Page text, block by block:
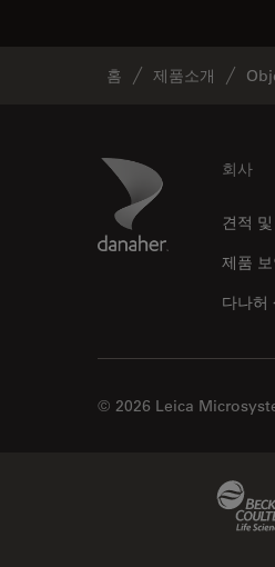
홈 제품소개
Danaher Logo 회사
견적
제품
다나허
© 2026 Leica